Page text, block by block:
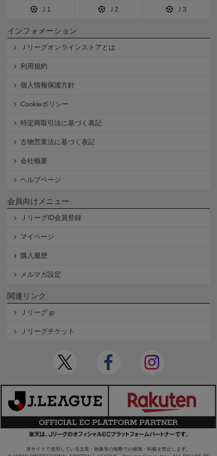
Ｊ1 Ｊ2 Ｊ3
インフォメーション
Ｊリーグオンラインストアとは
利用規約
個人情報保護方針
Cookieポリシー
特定商取引法に基づく表記
古物営業法に基づく表記
会社概要
ヘルプページ
会員向けメニュー
ＪリーグID会員登録
マイページ
購入履歴
メルマガ設定
関連リンク
Ｊリーグ.jp
Ｊリーグチケット
本サイトで使用している文章・画像等の無断での複製・転載を禁止します。